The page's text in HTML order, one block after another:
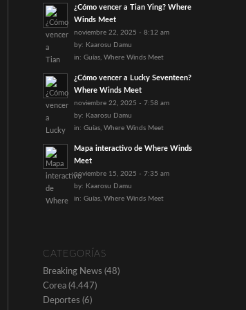
¿Cómo vencer a Tian Ying? Where
Winds Meet
noviembre 22, 2025 - 8:12 am
by: Kaarosu Damu
in: Guías, Where Winds Meet
¿Cómo vencer a Lucky Seventeen?
Where Winds Meet
noviembre 22, 2025 - 7:58 am
by: Kaarosu Damu
in: Guías, Where Winds Meet
Mapa interactivo de Where Winds
Meet
noviembre 15, 2025 - 7:35 am
by: Kaarosu Damu
in: Guías, Where Winds Meet
CATEGORÍAS
Breaking News (48)
Corea(4.447)
Deportes (6)